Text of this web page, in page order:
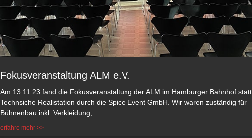
Fokusveranstaltung ALM e.V.
Am 13.11.23 fand die Fokusveranstaltung der ALM im Hamburger Bahnhof statt.
Technsiche Realistation durch die Spice Event GmbH. Wir waren zuständig für
Bühnenbau inkl. Verkleidung,
erfahre mehr >>